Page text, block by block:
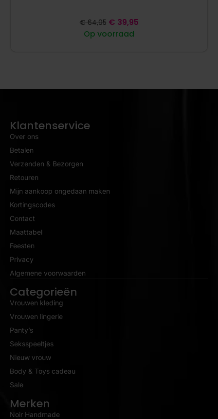
Op voorraad
€ 64,95 € 39,95
Klantenservice
Over ons
Betalen
Verzenden & Bezorgen
Retouren
Mijn aankoop ongedaan maken
Kortingscodes
Contact
Maattabel
Feesten
Privacy
Algemene voorwaarden
Categorieën
Vrouwen kleding
Vrouwen lingerie
Panty’s
Seksspeeltjes
Nieuw vrouw
Body & Toys cadeau
Sale
Merken
Noir Handmade